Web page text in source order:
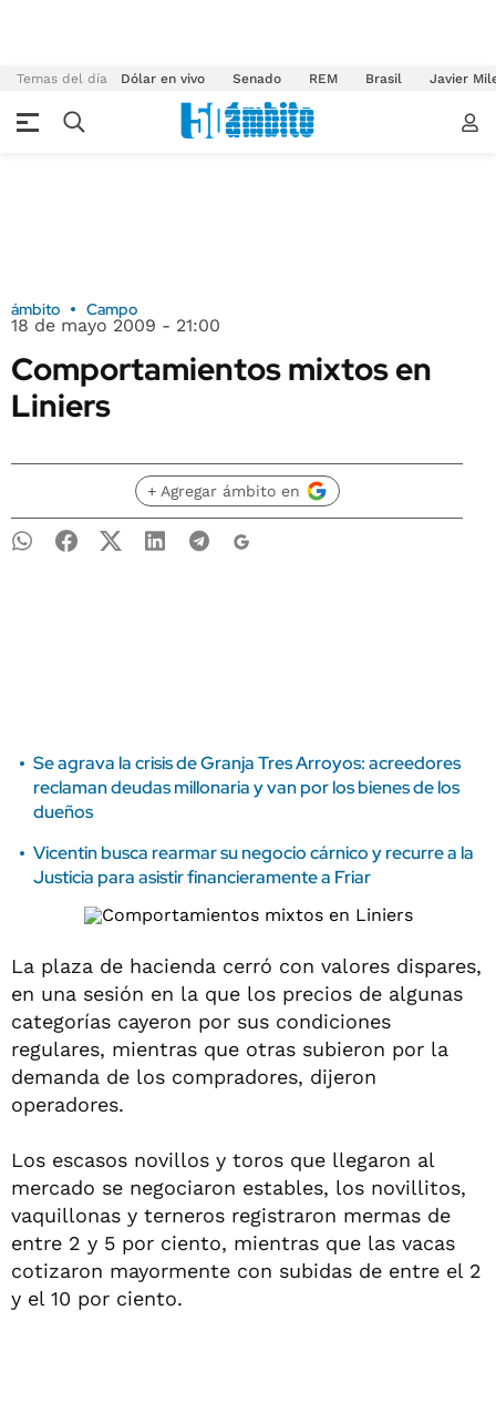
Temas del día Dólar en vivo Senado REM Brasil Javier
ámbito Campo
18 de mayo 2009 - 21:00
Comportamientos mixtos en
Liniers
+ Agregar ámbito en
Se agrava la crisis de Granja Tres Arroyos: acreedores
reclaman deudas millonaria y van por los bienes de los
dueños
Vicentin busca rearmar su negocio cárnico y recurre a la
Justicia para asistir financieramente a Friar
La plaza de hacienda cerró con valores dispares,
en una sesión en la que los precios de algunas
categorías cayeron por sus condiciones
regulares, mientras que otras subieron por la
demanda de los compradores, dijeron
operadores.
Los escasos novillos y toros que llegaron al
mercado se negociaron estables, los novillitos,
vaquillonas y terneros registraron mermas de
entre 2 y 5 por ciento, mientras que las vacas
cotizaron mayormente con subidas de entre el 2
y el 10 por ciento.